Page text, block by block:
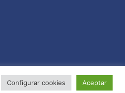
Configurar cookies Aceptar